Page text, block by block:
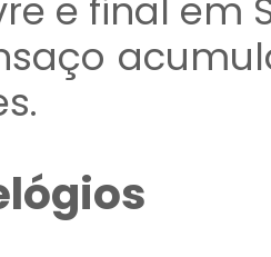
e final em